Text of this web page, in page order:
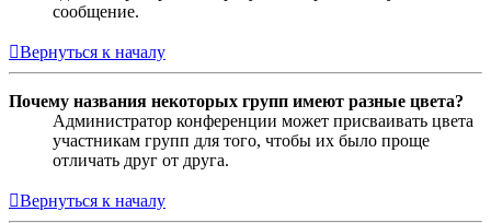
сообщение.
Вернуться к началу
Почему названия некоторых групп имеют разные цвета?
Администратор конференции может присваивать цвета
участникам групп для того, чтобы их было проще
отличать друг от друга.
Вернуться к началу